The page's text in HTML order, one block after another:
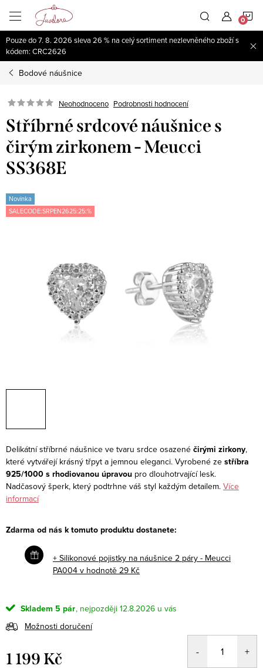
obsah
Pouze do 7. 8. 2026 sleva 26 % na celý sortiment nezlevněného zboží s
kódem: CRC2626
Bodové náušnice
Neohodnoceno Podrobnosti hodnocení
Stříbrné srdcové náušnice s
čirým zirkonem - Meucci
SS368E
Novinka
SALECODE:SRPEN2625:25:%
Delikátní stříbrné náušnice ve tvaru srdce osazené čirými zirkony,
které vytvářejí krásný třpyt a jemnou eleganci. Vyrobené ze stříbra
925/1000 s rhodiovanou úpravou pro dlouhotrvající lesk.
Nadčasový šperk, který podtrhne váš styl každým detailem. Více
informací
Zdarma od nás k tomuto produktu dostanete:
+ Silikonové pojistky na náušnice 2 páry - Meucci
PA004 v hodnotě 29 Kč
Skladem 5 pár
12.8.2026
Možnosti doručení
1 199 Kč